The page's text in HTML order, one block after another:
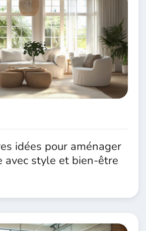
idées pour aménager
avec style et bien-être